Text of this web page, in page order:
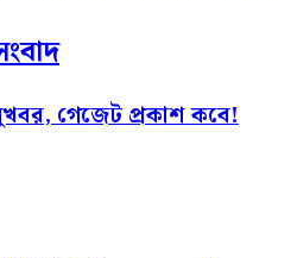
গেজেট প্রকাশ কবে!